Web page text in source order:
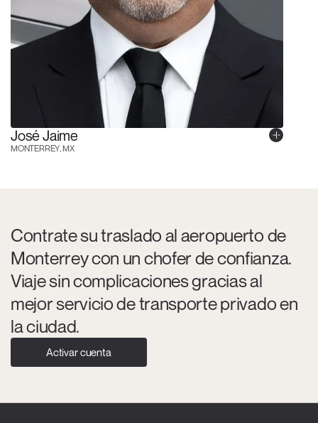
José Jaime
MONTERREY, MX
Contrate su traslado al aeropuerto de
Monterrey con un chofer de confianza.
Viaje sin complicaciones gracias al
mejor servicio de transporte privado en
la ciudad.
Activar cuenta